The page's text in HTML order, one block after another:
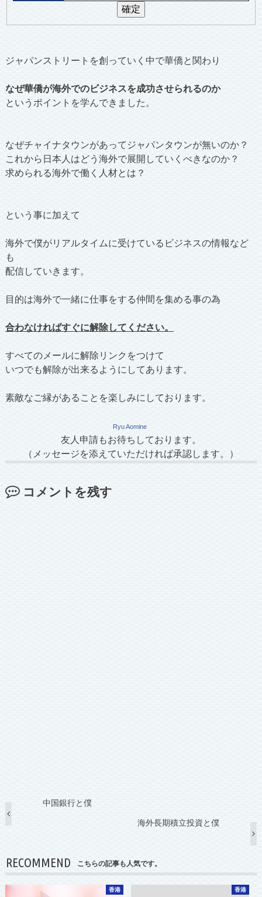
ジャパンストリートを創っていく中で華僑と関わり
なぜ華僑が海外でのビジネスを成功させられるのか
というポイントを学んできました。
なぜチャイナタウンがあってジャパンタウンが無いのか？
これから日本人はどう海外で展開していくべきなのか？
求められる海外で働く人材とは？
という事に加えて
海外で僕がリアルタイムに受けているビジネスの情報など
も
配信していきます。
目的は海外で一緒に仕事をする仲間を集める事の為
合わなければすぐに解除してください。
すべてのメールに解除リンクをつけて
いつでも解除が出来るようにしてあります。
素敵なご縁があることを楽しみにしております。
Ryu Aomine
友人申請もお待ちしております。
（メッセージを添えていただければ承認します。）
コメントを残す
中国銀行と僕
海外長期積立投資と僕
RECOMMEND こちらの記事も人気です。
香港 香港